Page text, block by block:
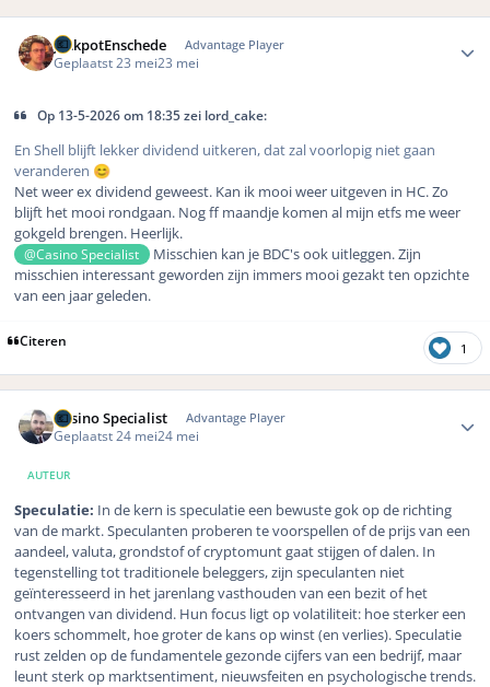
JackpotEnschede Advantage Player
Geplaatst 23 mei23 mei
Op 13-5-2026 om 18:35 zei lord_cake:
En Shell blijft lekker dividend uitkeren, dat zal voorlopig niet gaan
veranderen 😊
Net weer ex dividend geweest. Kan ik mooi weer uitgeven in HC. Zo
blijft het mooi rondgaan. Nog ff maandje komen al mijn etfs me weer
gokgeld brengen. Heerlijk.
@Casino Specialist
Misschien kan je BDC's ook uitleggen. Zijn
misschien interessant geworden zijn immers mooi gezakt ten opzichte
van een jaar geleden.
Citeren 1
Casino Specialist Advantage Player
Geplaatst24 mei24 mei
AUTEUR
Speculatie: In de kern is speculatie een bewuste gok op de richting
van de markt. Speculanten proberen te voorspellen of de prijs van een
aandeel, valuta, grondstof of cryptomunt gaat stijgen of dalen. In
tegenstelling tot traditionele beleggers, zijn speculanten niet
geïnteresseerd in het jarenlang vasthouden van een bezit of het
ontvangen van dividend. Hun focus ligt op volatiliteit: hoe sterker een
koers schommelt, hoe groter de kans op winst (en verlies). Speculatie
rust zelden op de fundamentele gezonde cijfers van een bedrijf, maar
leunt sterk op marktsentiment, nieuwsfeiten en psychologische trends.